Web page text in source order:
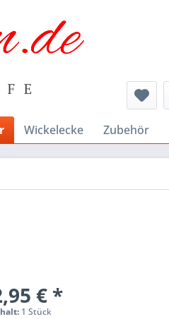
Wickelecke Zubehör
€ *
1 Stück